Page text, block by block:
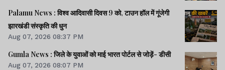
Palamu News : विश्व आदिवासी दिवस 9 को, टाउन हॉल में गूंजेगी
झारखंडी संस्कृति की धुन
Aug 07, 2026 08:37 PM
Gumla News : जिले के युवाओं को माई भारत पोर्टल से जोड़ें- डीसी
Aug 07, 2026 08:07 PM